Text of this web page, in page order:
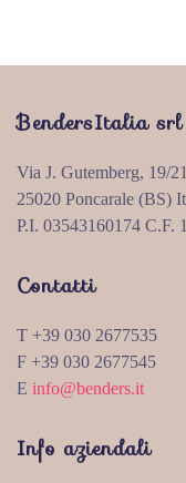
BendersItalia srl
Via J. Gutemberg, 19/21
25020 Poncarale (BS)
P.I. 03543160174 C.F.
Contatti
T +39 030 2677535
F +39 030 2677545
E info@benders.it
Info aziendali